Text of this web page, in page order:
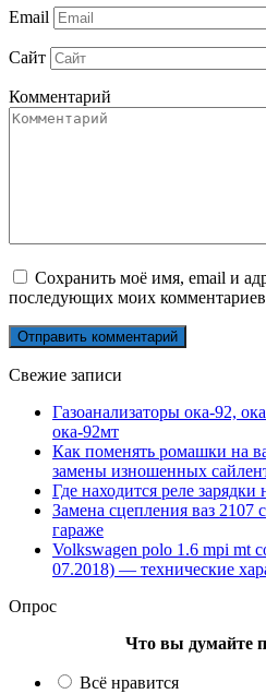
Email
Сайт
Комментарий
Сохранить моё имя, email и
последующих моих
Свежие записи
Газоанализаторы ока-92,
ока-92мт
Как поменять ромашки на
замены изношенных
Где находится реле зарядки
Замена сцепления ваз 2107
гараже
Volkswagen polo 1.6 mpi mt
07.2018) — технические
Опрос
Что вы думайте
Всё нравится